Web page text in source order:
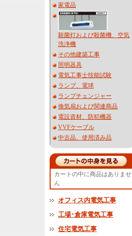
家電品
殺菌灯および殺菌機、空気
洗浄機
その他建築工事
照明器具
電気工事士技能試験
ランプ、電球
ランプチェンジャー
換気扇および関連商品
電設資材、防犯機器
VVFケーブル
中古品、使用済み品
カートの中に商品はありませ
ん
オフィス内電気工事
工場･倉庫電気工事
住宅電気工事